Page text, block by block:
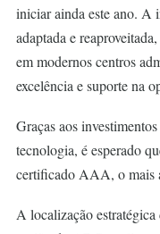
iniciar ainda este ano. A
adaptada e
em modernos centros
excelência e suporte na
Graças aos
tecnologia, é esperado
certificado AAA, o mais
A localização